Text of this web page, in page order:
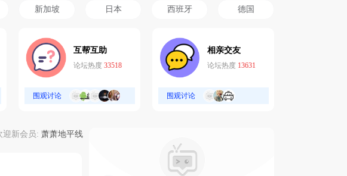
新加坡 日本 西班牙 德国
互帮互助
论坛热度 33518
围观讨论
相亲交友
论坛热度 13631
围观讨论
迎新会员: 萧萧地平线